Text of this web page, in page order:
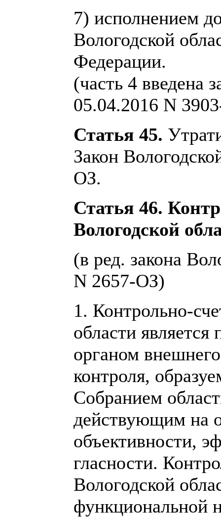
7) исполнением
Вологодской
Федерации.
(часть 4 введена
05.04.2016 N
Статья 45.
Закон
ОЗ.
Статья 46.
Вологодской
(в ред. закона
N 2657-ОЗ)
1. Контрольно-
области
органом
контроля,
Собранием
действующим на
объективности,
гласности.
Вологодской
функциональной